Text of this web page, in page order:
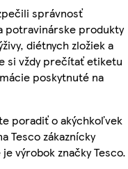
správnosť
potravinárske produkty
diétnych zložiek a
si vždy prečítať etiketu
poskytnuté na
poradiť o akýchkoľvek
Tesco zákaznícky
výrobok značky Tesco.